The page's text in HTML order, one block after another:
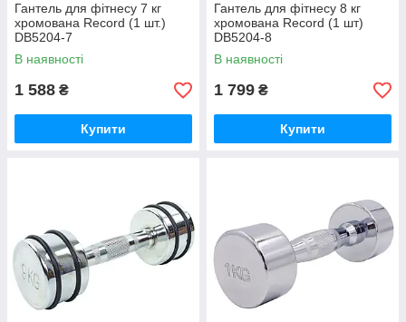
Гантель для фітнесу 7 кг
хромована Record (1 шт.)
DB5204-7
В наявності
1 588 ₴
Купити
Гантель для фітнесу 8 кг
хромована Record (1 шт)
DB5204-8
В наявності
1 799 ₴
Купити